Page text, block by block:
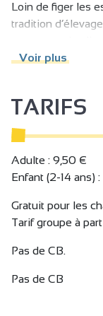
Loin de figer les
tradition
Dans une forêt
le travail de la
Pour faire le plein
mille caresses !
serre des 1001
Idéal en famille,
d’une aire pour le
durer le plaisir, il
passer la nuit
dans le parc. Avis
Voir plus
TARIFS
Adulte : 9,50 €
Enfant (2-14 ans)
Gratuit pour les
Tarif groupe à
Pas de CB.
Pas de CB